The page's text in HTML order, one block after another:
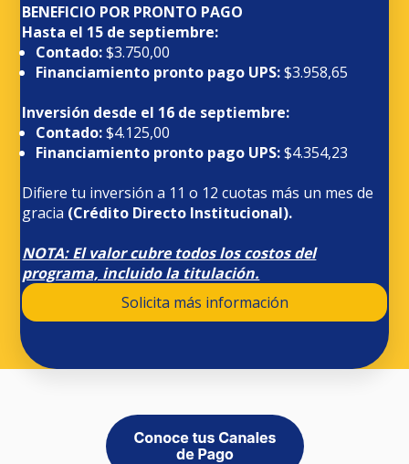
BENEFICIO POR PRONTO PAGO
Hasta el 15 de septiembre:
Contado:$3.750,00
Financiamiento pronto pago UPS:$3.958,65
Inversión desde el 16 de septiembre:
Contado:$4.125,00
Financiamiento pronto pago UPS:$4.354,23
Difiere tu inversión a 11 o 12 cuotas más un mes de
gracia (Crédito Directo Institucional).
NOTA: El valor cubre todos los costos del
programa, incluido la titulación.
Solicita más información